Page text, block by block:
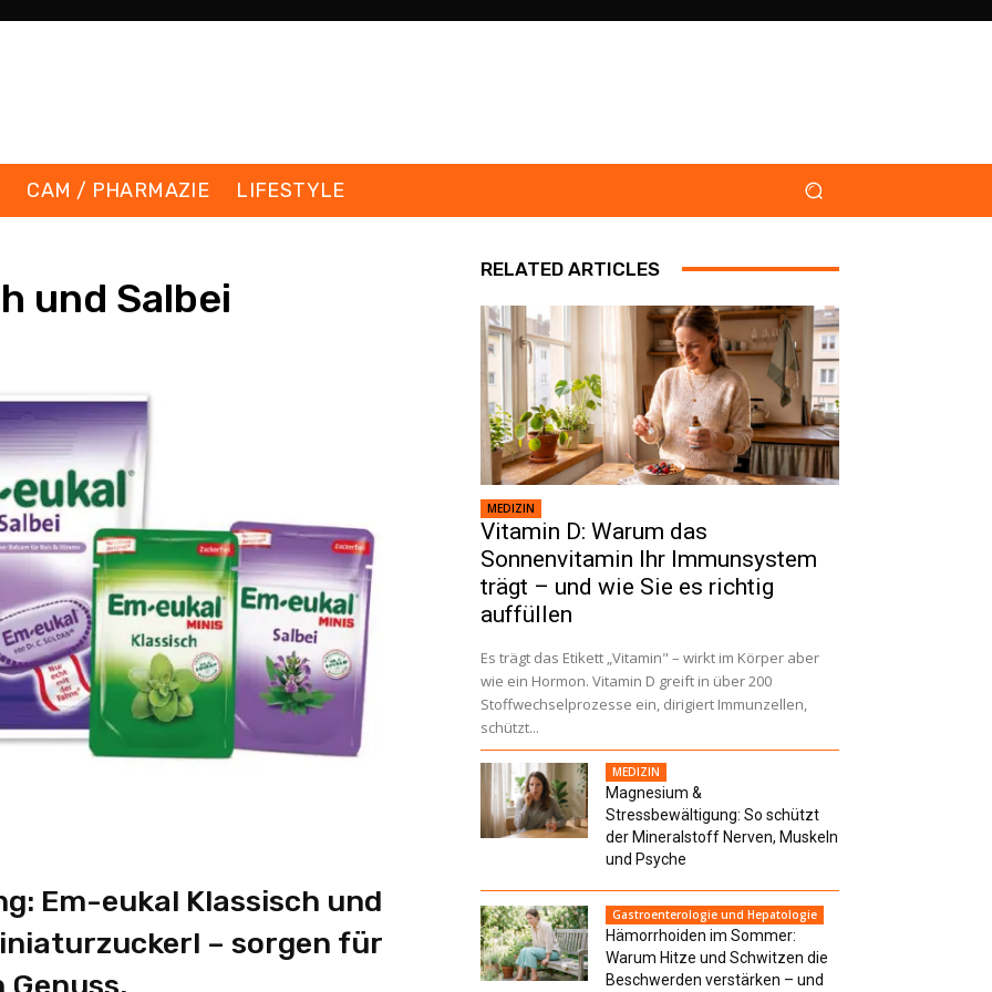
CAM / PHARMAZIE LIFESTYLE
und Salbei
Em-eukal Klassisch und
– sorgen für
RELATED ARTICLES
MEDIZIN
Vitamin D: Warum das
Sonnenvitamin Ihr Immunsystem
trägt – und wie Sie es richtig
auffüllen
Es trägt das Etikett „Vitamin" – wirkt im Körper aber
wie ein Hormon. Vitamin D greift in über 200
Stoffwechselprozesse ein, dirigiert Immunzellen,
schützt...
MEDIZIN
Magnesium &
Stressbewältigung: So schützt
der Mineralstoff Nerven, Muskeln
und Psyche
Gastroenterologie und Hepatologie
Hämorrhoiden im Sommer:
Warum Hitze und Schwitzen die
Beschwerden verstärken – und